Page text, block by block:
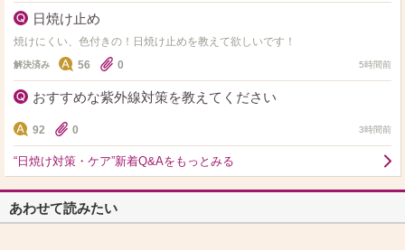
日焼け止め
焼けにくい、色付きの！日焼け止めを教えて欲しいです！
解決済み 56 0 5時間前
おすすめな紫外線対策を教えてください
92 0 3時間前
“日焼け対策・ケア”新着Q&Aをもっとみる
あわせて読みたい